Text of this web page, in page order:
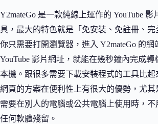
Y2mateGo 是一款純線上運作的 YouTube 影
具，最大的特色就是「免安裝、免註冊、完
你只需要打開瀏覽器，進入 Y2mateGo 的網
YouTube 影片網址，就能在幾秒鐘內完成轉
本機。跟很多需要下載安裝程式的工具比起
網頁的方案在便利性上有很大的優勢，尤其
需要在別人的電腦或公共電腦上使用時，不
任何軟體殘留。